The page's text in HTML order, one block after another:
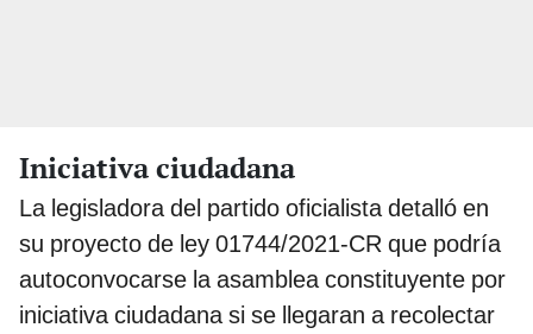
Iniciativa ciudadana
La legisladora del partido oficialista detalló en
su proyecto de ley 01744/2021-CR que podría
autoconvocarse la asamblea constituyente por
iniciativa ciudadana si se llegaran a recolectar